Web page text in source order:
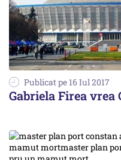
Publicat pe 16 Iul 2017
Gabriela Firea